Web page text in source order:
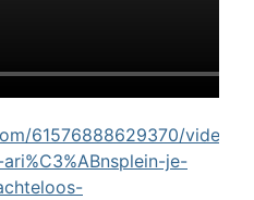
61576888629370/videos/
je-